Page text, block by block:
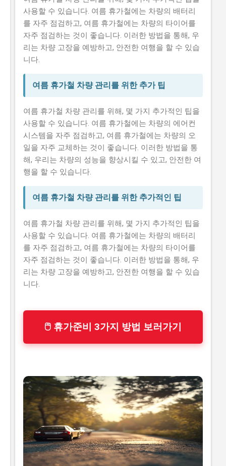
사용할 수 있습니다. 여름 휴가철에는 차량의 배터리
를 자주 점검하고, 여름 휴가철에는 차량의 타이어를
자주 점검하는 것이 좋습니다. 이러한 방법을 통해, 우
리는 차량 고장을 예방하고, 안전한 여행을 할 수 있습
니다.
여름 휴가철 차량 관리를 위한 추가 팁
여름 휴가철 차량 관리를 위해, 몇 가지 추가적인 팁을
사용할 수 있습니다. 여름 휴가철에는 차량의 에어컨
시스템을 자주 점검하고, 여름 휴가철에는 차량의 오
일을 자주 교체하는 것이 좋습니다. 이러한 방법을 통
해, 우리는 차량의 성능을 향상시킬 수 있고, 안전한 여
행을 할 수 있습니다.
여름 휴가철 차량 관리를 위한 추가적인 팁
여름 휴가철 차량 관리를 위해, 몇 가지 추가적인 팁을
사용할 수 있습니다. 여름 휴가철에는 차량의 배터리
를 자주 점검하고, 여름 휴가철에는 차량의 타이어를
자주 점검하는 것이 좋습니다. 이러한 방법을 통해, 우
리는 차량 고장을 예방하고, 안전한 여행을 할 수 있습
니다.
🖱 휴가준비 3가지 방법 보러가기